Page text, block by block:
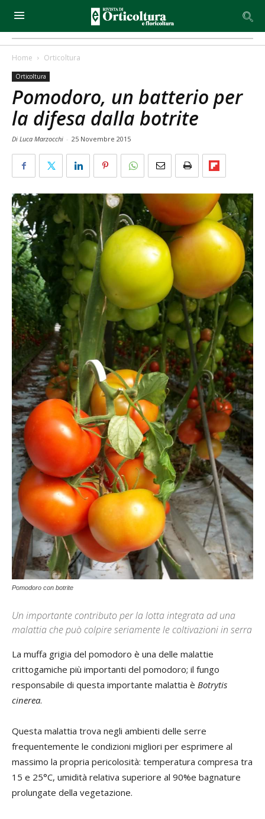
Home Orticoltura
Orticoltura
Pomodoro, un batterio per
la difesa dalla botrite
Di Luca Marzocchi - 25 Novembre 2015
Pomodoro con botrite
Un importante contributo per la lotta integrata ad una
malattia che può colpire seriamente le coltivazioni in serra
La muffa grigia del pomodoro è una delle malattie
crittogamiche più importanti del pomodoro; il fungo
responsabile di questa importante malattia è Botrytis
cinerea.
Questa malattia trova negli ambienti delle serre
frequentemente le condizioni migliori per esprimere al
massimo la propria pericolosità: temperatura compresa tra
15 e 25°C, umidità relativa superiore al 90%e bagnature
prolungate della vegetazione.